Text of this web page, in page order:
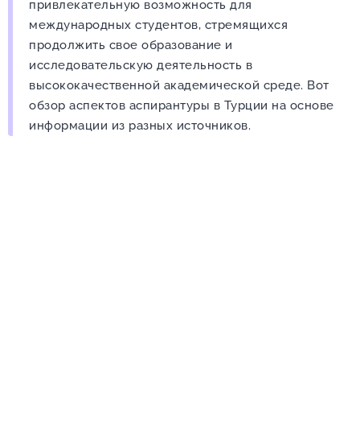
привлекательную возможность для
международных студентов, стремящихся
продолжить свое образование и
исследовательскую деятельность в
высококачественной академической среде. Вот
обзор аспектов аспирантуры в Турции на основе
информации из разных источников.